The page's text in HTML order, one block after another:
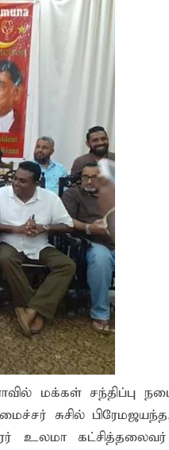
ஆரம்பம்: பன்முகக்
துவம்சம் செய்த
பட்டங்கள் –
தொடர்பாக அம்பாறை
பதவியேற்பு
கிரிக்கெட் சுற்றுப்போட்டி
விசேட விழிப்புணர்வு
நீதிவான் நீதிமன்றம்
வெள்ளம் மற்றும்
ம‌க்க‌ள் ச‌ந்திப்பு
சுசில் பிரேம‌ஜ‌ய‌ந்த‌,
உல‌மா க‌ட்சித்த‌லைவ‌ர்